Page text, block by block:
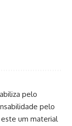
pelo
pelo
um material